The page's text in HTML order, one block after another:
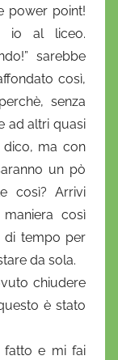
power point!
io al liceo.
sarebbe
così,
senza
ad altri quasi
dico, ma con
un pò
così? Arrivi
così
di tempo per
da sola.
chiudere
è stato
fatto e mi fai